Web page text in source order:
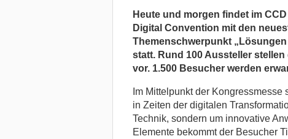
Heute und morgen findet im
Digital Convention mit den
Themenschwerpunkt
statt. Rund 100 Aussteller
vor. 1.500 Besucher werden
Im Mittelpunkt der
in Zeiten der digitalen
Technik, sondern um innovative
Elemente bekommt der Besucher